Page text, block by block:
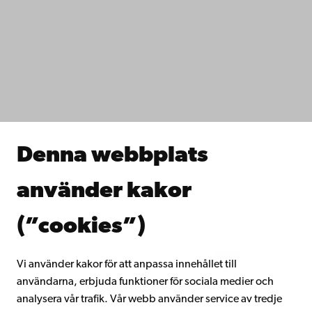
Denna webbplats
använder kakor
(”cookies”)
Vi använder kakor för att anpassa innehållet till
användarna, erbjuda funktioner för sociala medier och
analysera vår trafik. Vår webb använder service av tredje
Samarbeta med oss
Kontinuerligt lärande
Gå med i Åbo Akademis alumnnätverk
Intranätet
Facebook InstagramYouTube LinkedIn Blog Snapchat